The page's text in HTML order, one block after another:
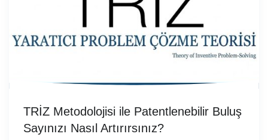
TRİZ Metodolojisi ile Patentlenebilir Buluş
Sayınızı Nasıl Artırırsınız?